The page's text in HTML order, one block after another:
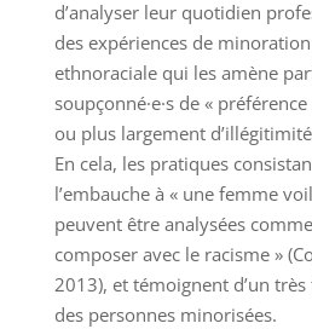
d’analyser leur quotidien
des expériences de
ethnoraciale qui les amène
soupçonné·e·s de «
ou plus largement
En cela, les pratiques
l’embauche à « une femme
peuvent être analysées
composer avec le racisme »
2013), et témoignent d’un
des personnes minorisées.